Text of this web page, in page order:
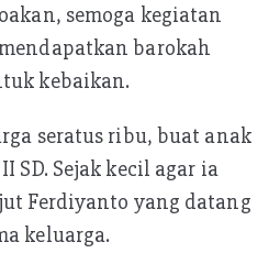
semoga kegiatan
barokah
kebaikan.
seratus ribu, buat anak
SD. Sejak kecil agar ia
Ferdiyanto yang datang
keluarga.